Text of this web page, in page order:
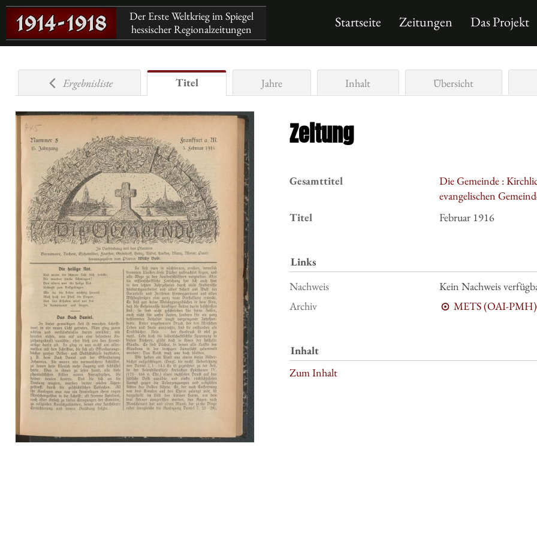
Der Erste Weltkrieg im Spiegel
hessischer Regionalzeitungen
Startseite Zeitungen Das Projekt
Ergebnisliste Titel Jahre Inhalt Übersicht
Zeitung
Gesamttitel
Die Gemeinde :
evangelischen
Titel
Februar 1916
Links
Nachweis
Kein Nachweis
Archiv
METS (OAI-PMH)
Inhalt
Zum Inhalt